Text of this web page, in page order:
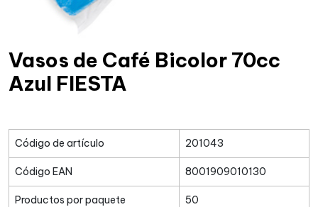
Vasos de Café Bicolor 70cc
Azul FIESTA
Código de artículo 201043
Código EAN 8001909010130
Productos por paquete 50